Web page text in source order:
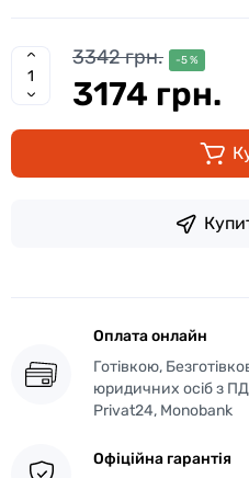
3342 грн. -5 %
3174 грн.
Оплата онлайн
Готівкою,
юридичних осіб з
Privat24, Monobank
Офіційна гарантія